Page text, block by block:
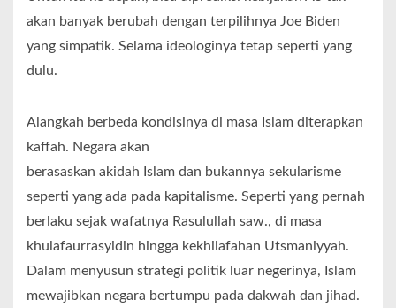
akan banyak berubah dengan terpilihnya Joe Biden
yang simpatik. Selama ideologinya tetap seperti yang
dulu.
Alangkah berbeda kondisinya di masa Islam diterapkan
kaffah. Negara akan
berasaskan akidah Islam dan bukannya sekularisme
seperti yang ada pada kapitalisme. Seperti yang pernah
berlaku sejak wafatnya Rasulullah saw., di masa
khulafaurrasyidin hingga kekhilafahan Utsmaniyyah.
Dalam menyusun strategi politik luar negerinya, Islam
mewajibkan negara bertumpu pada dakwah dan jihad.